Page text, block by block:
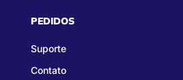
PEDIDOS
Suporte
Contato